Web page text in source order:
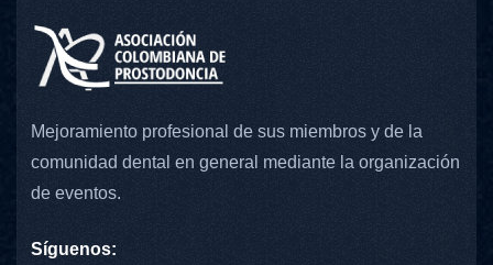
Mejoramiento profesional de sus miembros y de la
comunidad dental en general mediante la organización
de eventos.
Síguenos: